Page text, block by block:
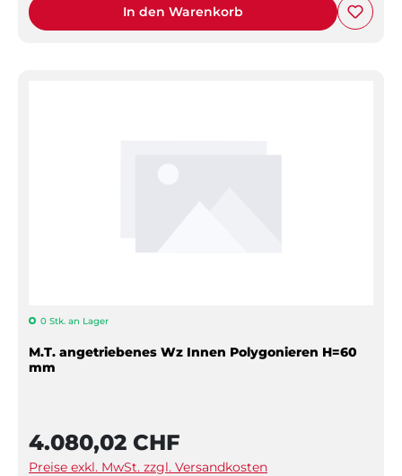
In den Warenkorb
0 Stk. an Lager
M.T. angetriebenes Wz Innen Polygonieren H=60
mm
4.080,02 CHF
Preise exkl. MwSt. zzgl. Versandkosten